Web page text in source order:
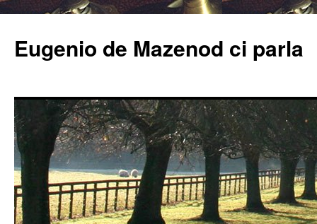
Eugenio de Mazenod ci parla